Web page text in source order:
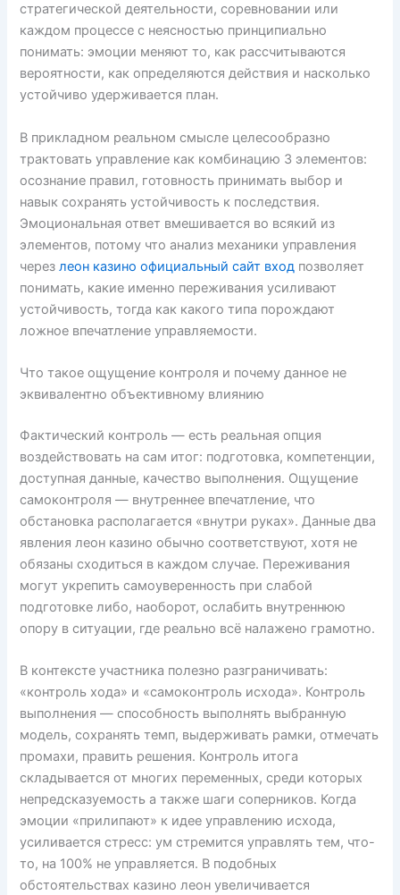
стратегической деятельности, соревновании или
каждом процессе с неясностью принципиально
понимать: эмоции меняют то, как рассчитываются
вероятности, как определяются действия и насколько
устойчиво удерживается план.
В прикладном реальном смысле целесообразно
трактовать управление как комбинацию 3 элементов:
осознание правил, готовность принимать выбор и
навык сохранять устойчивость к последствия.
Эмоциональная ответ вмешивается во всякий из
элементов, потому что анализ механики управления
черезлеон казино официальный сайт вход позволяет
понимать, какие именно переживания усиливают
устойчивость, тогда как какого типа порождают
ложное впечатление управляемости.
Что такое ощущение контроля и почему данное не
эквивалентно объективному влиянию
Фактический контроль — есть реальная опция
воздействовать на сам итог: подготовка, компетенции,
доступная данные, качество выполнения. Ощущение
самоконтроля — внутреннее впечатление, что
обстановка располагается «внутри руках». Данные два
явления леон казино обычно соответствуют, хотя не
обязаны сходиться в каждом случае. Переживания
могут укрепить самоуверенность при слабой
подготовке либо, наоборот, ослабить внутреннюю
опору в ситуации, где реально всё налажено грамотно.
В контексте участника полезно разграничивать:
«контроль хода» и «самоконтроль исхода». Контроль
выполнения — способность выполнять выбранную
модель, сохранять темп, выдерживать рамки, отмечать
промахи, править решения. Контроль итога
складывается от многих переменных, среди которых
непредсказуемость а также шаги соперников. Когда
эмоции «прилипают» к идее управлению исхода,
усиливается стресс: ум стремится управлять тем, что-
то, на 100% не управляется. В подобных
обстоятельствах казино леон увеличивается